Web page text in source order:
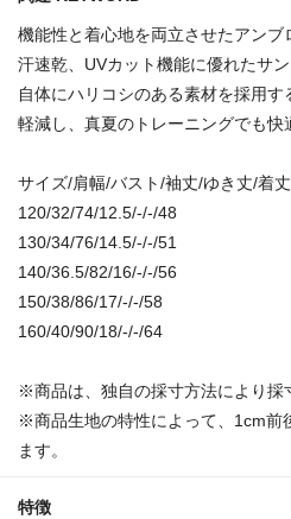
機能性と着心地を両立させたアンブ
汗速乾、UVカット機能に優れたサ
自体にハリコシのある素材を採用
軽減し、真夏のトレーニングでも快
サイズ/肩幅/バスト/袖丈/ゆき丈/着
120/32/74/12.5/-/-/48
130/34/76/14.5/-/-/51
140/36.5/82/16/-/-/56
150/38/86/17/-/-/58
160/40/90/18/-/-/64
※商品は、独自の採寸方法により採
※商品生地の特性によって、1cm前
ます。
特徴